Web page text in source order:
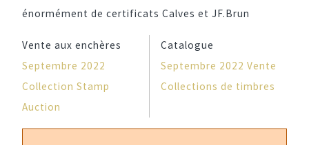
énormément de certificats Calves et JF.Brun
Vente aux enchères
Septembre 2022
Collection Stamp
Auction
Catalogue
Septembre 2022 Vente
Collections de timbres